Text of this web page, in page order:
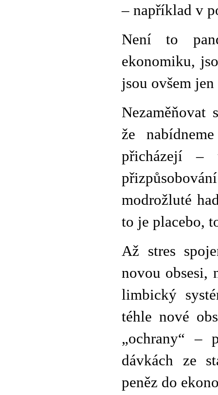
– například v
Není to
ekonomiku,
jsou ovšem
Nezaměňovat
že
přicházejí
modrožluté
to je placebo,
Až stres
novou obsesi,
limbický
téhle nové
„ochrany“ –
dávkách ze
peněz do